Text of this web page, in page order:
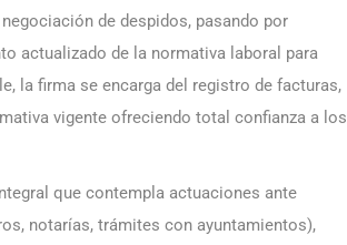
de despidos, pasando por
actualizado de la normativa laboral para
la firma se encarga del registro de facturas,
vigente ofreciendo total confianza a los
que contempla actuaciones ante
notarías, trámites con ayuntamientos),